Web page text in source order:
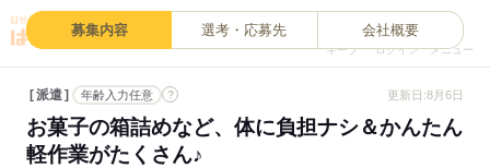
キープ ログイン メニュー
募集内容 選考・応募先 会社概要
派遣 年齢入力任意 ? 更新日:8月6日
お菓子の箱詰めなど、体に負担ナシ＆かんたん
軽作業がたくさん♪